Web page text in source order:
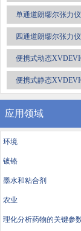
单通道朗缪尔张力仪
四通道朗缪尔张力仪
便携式动态
手机安装包
便携式静态
手机安装包
应用领域
环境
镀铬
墨水和粘合剂
农业
理化分析药物的关键参